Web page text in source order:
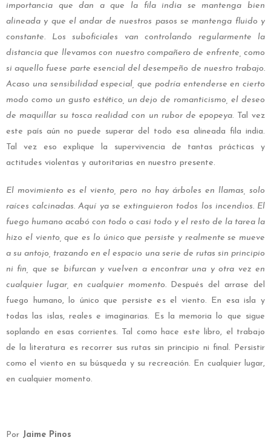
importancia que dan a que la fila india se mantenga bien
alineada y que el andar de nuestros pasos se mantenga fluido y
constante. Los suboficiales van controlando regularmente la
distancia que llevamos con nuestro compañero de enfrente, como
si aquello fuese parte esencial del desempeño de nuestro trabajo.
Acaso una sensibilidad especial, que podría entenderse en cierto
modo como un gusto estético, un dejo de romanticismo, el deseo
de maquillar su tosca realidad con un rubor de epopeya. Tal vez
este país aún no puede superar del todo esa alineada fila india.
Tal vez eso explique la supervivencia de tantas prácticas y
actitudes violentas y autoritarias en nuestro presente.
El movimiento es el viento, pero no hay árboles en llamas, solo
raíces calcinadas. Aquí ya se extinguieron todos los incendios. El
fuego humano acabó con todo o casi todo y el resto de la tarea la
hizo el viento, que es lo único que persiste y realmente se mueve
a su antojo, trazando en el espacio una serie de rutas sin principio
ni fin, que se bifurcan y vuelven a encontrar una y otra vez en
cualquier lugar, en cualquier momento.
Después del arrase del
fuego humano, lo único que persiste es el viento. En esa isla y
todas las islas, reales e imaginarias. Es la memoria lo que sigue
soplando en esas corrientes. Tal como hace este libro, el trabajo
de la literatura es recorrer sus rutas sin principio ni final. Persistir
como el viento en su búsqueda y su recreación. En cualquier lugar,
en cualquier momento.
Por Jaime Pinos